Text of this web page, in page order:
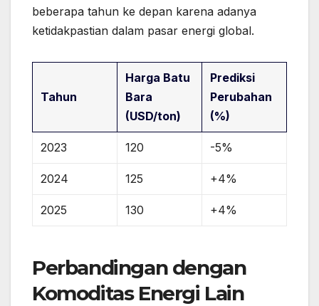
beberapa tahun ke depan karena adanya
ketidakpastian dalam pasar energi global.
Tahun
Harga Batu
Bara
(USD/ton)
Prediksi
Perubahan
(%)
2023 120 -5%
2024 125 +4%
2025 130 +4%
Perbandingan dengan
Komoditas Energi Lain